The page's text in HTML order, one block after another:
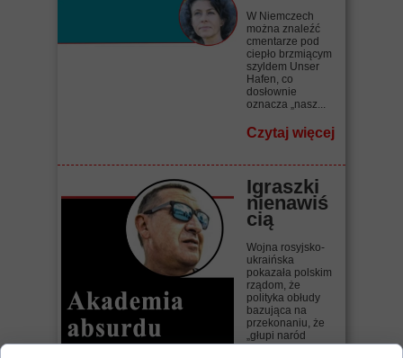
W Niemczech
można znaleźć
cmentarze pod
ciepło brzmiącym
szyldem Unser
Hafen, co
dosłownie
oznacza „nasz...
Czytaj więcej
Igraszki
nienawiś
cią
Wojna rosyjsko-
ukraińska
pokazała polskim
rządom, że
polityka obłudy
bazująca na
przekonaniu, że
„głupi naród
wszystko...